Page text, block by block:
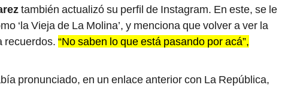
también actualizó su perfil de Instagram. En este, se le
‘la Vieja de La Molina’, y menciona que volver a ver la
recuerdos. “No saben lo que está pasando por acá”,
pronunciado, en un enlace anterior con La República,